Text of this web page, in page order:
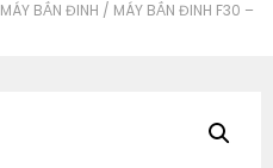
MÁY BẮN ĐINH / MÁY BẮN ĐINH F30 –